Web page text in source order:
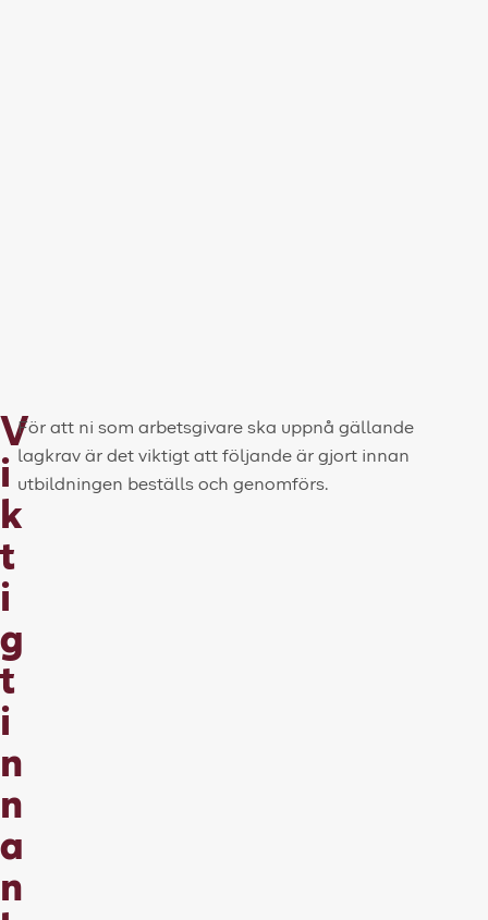
V
i
k
t
i
g
t
i
n
n
a
n
För att ni som arbetsgivare ska uppnå gällande
lagkrav är det viktigt att följande är gjort innan
utbildningen beställs och genomförs.